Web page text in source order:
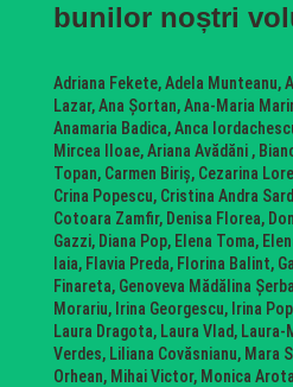
bunilor noștri
Adriana Fekete, Adela Munteanu,
Lazar, Ana Șortan, Ana-Maria
Anamaria Badica, Anca
Mircea Iloae, Ariana Avădăni ,
Topan, Carmen Biriș, Cezarina
Crina Popescu, Cristina Andra
Cotoara Zamfir, Denisa Florea,
Gazzi, Diana Pop, Elena Toma,
Iaia, Flavia Preda, Florina Balint,
Finareta, Genoveva Mădălina
Morariu, Irina Georgescu, Irina
Laura Dragota, Laura Vlad, Laura-
Verdes, Liliana Covăsnianu, Mara
Orhean, Mihai Victor, Monica